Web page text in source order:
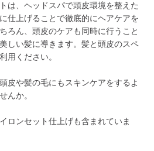
は、ヘッドスパで頭皮環境を整えた
仕上げることで徹底的にヘアケアを
ろん、頭皮のケアも同時に行うこと
しい髪に導きます。髪と頭皮のスペ
用ください。
皮や髪の毛にもスキンケアをするよ
んか。
ロンセット仕上げも含まれていま